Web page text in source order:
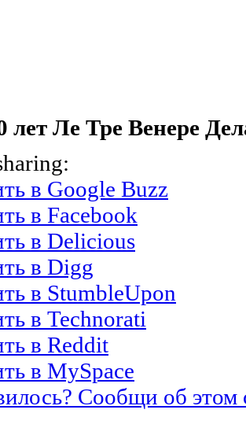
лет Ле Тре Венере
в Google Buzz
в Facebook
в Delicious
в Digg
в StumbleUpon
в Technorati
в Reddit
в MySpace
Сообщи об этом